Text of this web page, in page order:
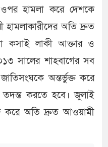
হামলা করে দেশকে
হামলাকারীদের অতি দ্রুত
কসাই লাকী আক্তার ও
সালের শাহবাগের সব
অন্তর্ভুক্ত করে
করতে হবে। জুলাই
করে অতি দ্রুত আওয়ামী